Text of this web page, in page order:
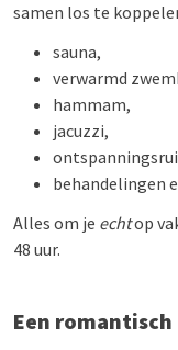
samen los te
sauna,
verwarmd
hammam,
jacuzzi,
behandelingen
Alles om je echtop
48 uur.
Een